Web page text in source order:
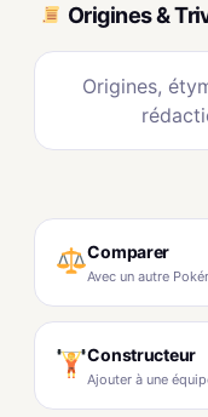
Origines &
Origines,
Comparer
Avec un autre
Constructeur
Ajouter à une